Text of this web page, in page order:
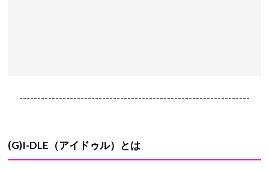
----------------------------------------------------------------
(G)I-DLE （アイドゥル）とは